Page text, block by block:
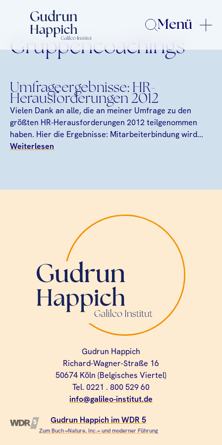
Menü
Gruppencoachings
Umfrageergebnisse: HR-
Herausforderungen 2012
Vielen Dank an alle, die an meiner Umfrage zu den
größten HR-Herausforderungen 2012 teilgenommen
haben. Hier die Ergebnisse: Mitarbeiterbindung wird...
Weiterlesen
Gudrun Happich
Richard-Wagner-Straße 16
50674 Köln (Belgisches Viertel)
Tel. 0221 . 800 529 60
info@galileo-institut.de
Gudrun Happich im WDR 5
Zum Buch »Nature, Inc.« und moderner Führung